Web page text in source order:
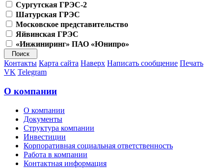
Сургутская ГРЭС-2
Шатурская ГРЭС
Московское представительство
Яйвинская ГРЭС
«Инжиниринг» ПАО «Юнипро»
Контакты Карта сайта Наверх Написать сообщение Печать
VK Telegram
О компании
О компании
Документы
Структура компании
Инвестиции
Корпоративная социальная ответственность
Работа в компании
Контактная информация